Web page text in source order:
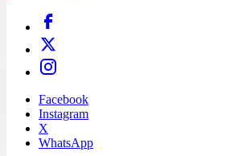
Facebook
Instagram
X
WhatsApp